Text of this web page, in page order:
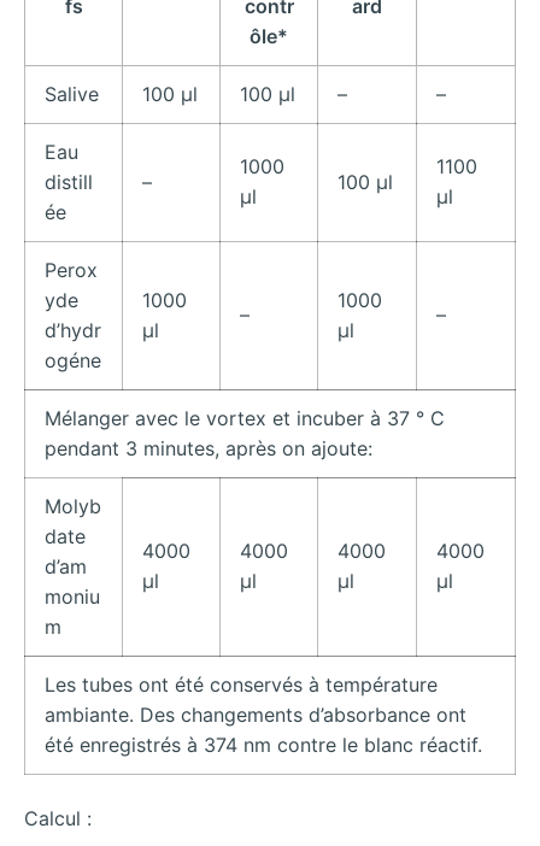
fs
contr
ôle*
ard
Salive 100 μl 100 μl – –
Eau
distill
ée
–
1000
μl
100 μl
1100
μl
Perox
yde
d’hydr
ogéne
1000
μl
–
1000
μl
–
Mélanger avec le vortex et incuber à 37 ° C
pendant 3 minutes, après on ajoute:
Molyb
date
d’am
moniu
m
4000
μl
4000
μl
4000
μl
4000
μl
Les tubes ont été conservés à température
ambiante. Des changements d’absorbance ont
été enregistrés à 374 nm contre le blanc réactif.
Calcul :